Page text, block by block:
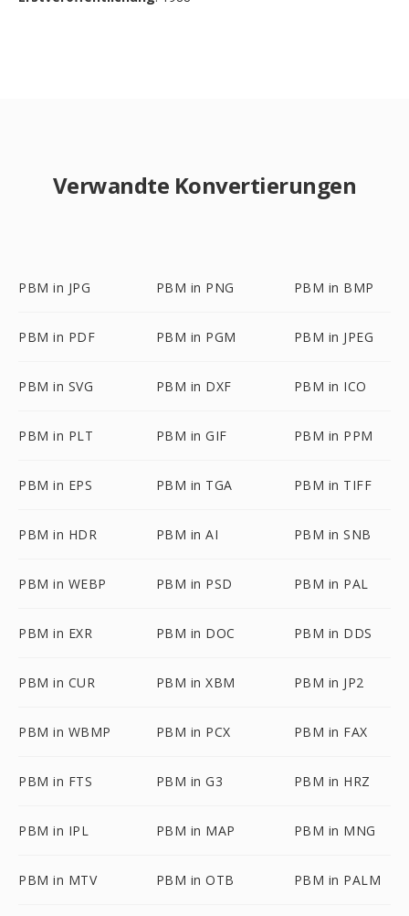
Verwandte Konvertierungen
PBM in JPG PBM in PNG PBM in BMP
PBM in PDF PBM in PGM PBM in JPEG
PBM in SVG PBM in DXF PBM in ICO
PBM in PLT PBM in GIF PBM in PPM
PBM in EPS PBM in TGA PBM in TIFF
PBM in HDR PBM in AI PBM in SNB
PBM in WEBP PBM in PSD PBM in PAL
PBM in EXR PBM in DOC PBM in DDS
PBM in CUR PBM in XBM PBM in JP2
PBM in WBMP PBM in PCX PBM in FAX
PBM in FTS PBM in G3 PBM in HRZ
PBM in IPL PBM in MAP PBM in MNG
PBM in MTV PBM in OTB PBM in PALM